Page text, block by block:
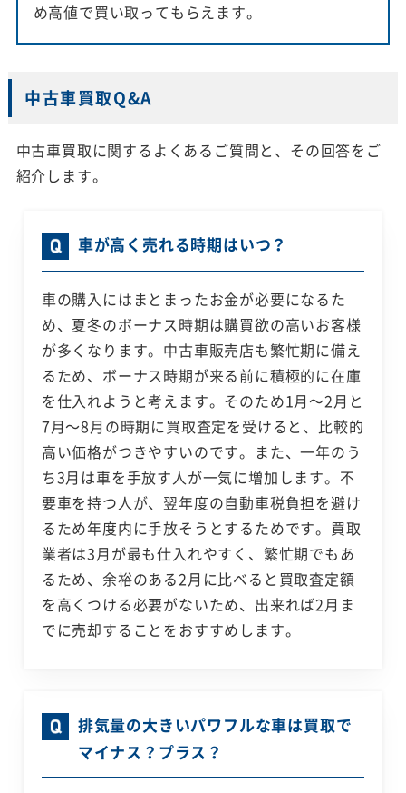
め高値で買い取ってもらえます。
中古車買取Q&A
中古車買取に関するよくあるご質問と、その回答をご
紹介します。
車が高く売れる時期はいつ？
車の購入にはまとまったお金が必要になるた
め、夏冬のボーナス時期は購買欲の高いお客様
が多くなります。中古車販売店も繁忙期に備え
るため、ボーナス時期が来る前に積極的に在庫
を仕入れようと考えます。そのため1月～2月と
7月～8月の時期に買取査定を受けると、比較的
高い価格がつきやすいのです。また、一年のう
ち3月は車を手放す人が一気に増加します。不
要車を持つ人が、翌年度の自動車税負担を避け
るため年度内に手放そうとするためです。買取
業者は3月が最も仕入れやすく、繁忙期でもあ
るため、余裕のある2月に比べると買取査定額
を高くつける必要がないため、出来れば2月ま
でに売却することをおすすめします。
排気量の大きいパワフルな車は買取で
マイナス？プラス？